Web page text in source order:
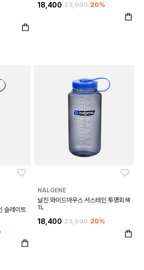
18,400 23,000 20%
슬레이트
NALGENE
날진 와이드마우스 서스테인 투명회색
1L
18,400 23,000 20%